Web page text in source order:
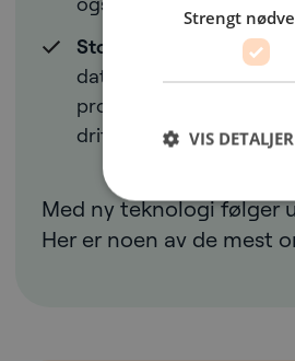
Stordataanalyse:
datasett generert av
produsenter å utføre
driften dynamisk, noe
Med ny teknologi følger
Her er noen av de mest
Strengt
VIS DETALJER